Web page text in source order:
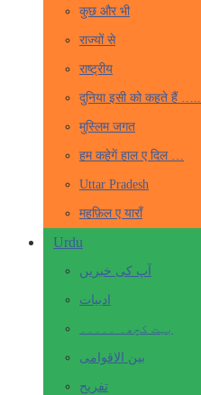
कुछ और भी
राज्यों से
राष्ट्रीय
दुनिया इसी को कहते हैं …..
मुस्लिम जगत
हम कहेगें हाल ए दिल …
Uttar Pradesh
महफ़िल ए याराँ
Urdu
آپ کی خبریں
ادبیات
بہت کچھ۔ ۔۔۔۔۔
بین الاقوامی
تفریح